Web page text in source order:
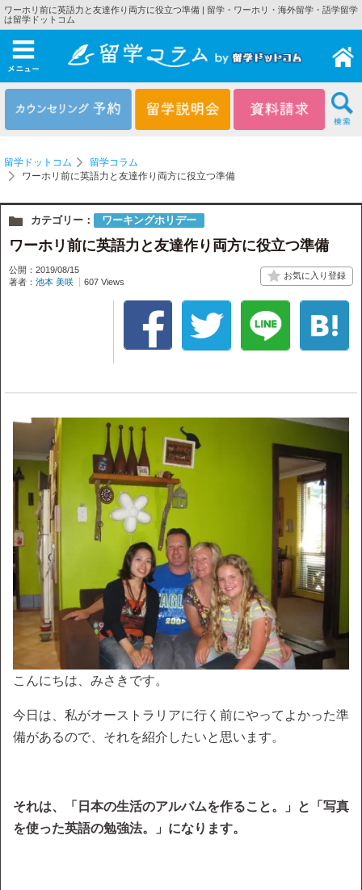
ワーホリ前に英語力と友達作り両方に役立つ準備 | 留学・ワーホリ・海外留学・語学留学
は留学ドットコム
メニュー
留学ドットコム
留学コラム
ワーホリ前に英語力と友達作り両方に役立つ準備
カテゴリー： ワーキングホリデー
ワーホリ前に英語力と友達作り両方に役立つ準備
公開：2019/08/15
著者： 池本 美咲 607 Views
こんにちは、みさきです。
今日は、私がオーストラリアに行く前にやってよかった準
備があるので、それを紹介したいと思います。
それは、「日本の生活のアルバムを作ること。」と「写真
を使った英語の勉強法。」になります。